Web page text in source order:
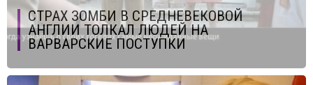
СТРАХ ЗОМБИ В СРЕДНЕВЕКОВОЙ
АНГЛИИ ТОЛКАЛ ЛЮДЕЙ НА
ВАРВАРСКИЕ ПОСТУПКИ